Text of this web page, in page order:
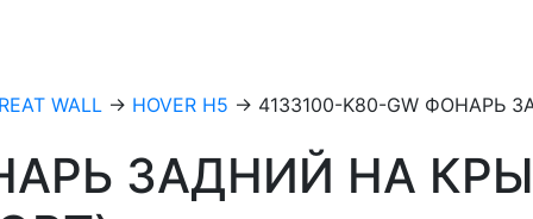
WALL → HOVER H5 → 4133100-K80-GW ФОНАРЬ
ЗАДНИЙ НА